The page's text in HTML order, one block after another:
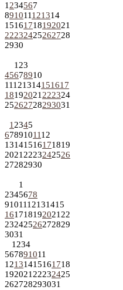
1 234567
891011121314
15161718192021
22232425262728
2930
1 23
45678910
11121314151617
18192021 222324
25262728293031
1 2345
6789101112
13141516171819
2021 2223242526
27282930
1
2345678
9101112131415
161718192021 22
23242526272829
3031
1 234
567891011
12131415161718
192021 22232425
262728293031